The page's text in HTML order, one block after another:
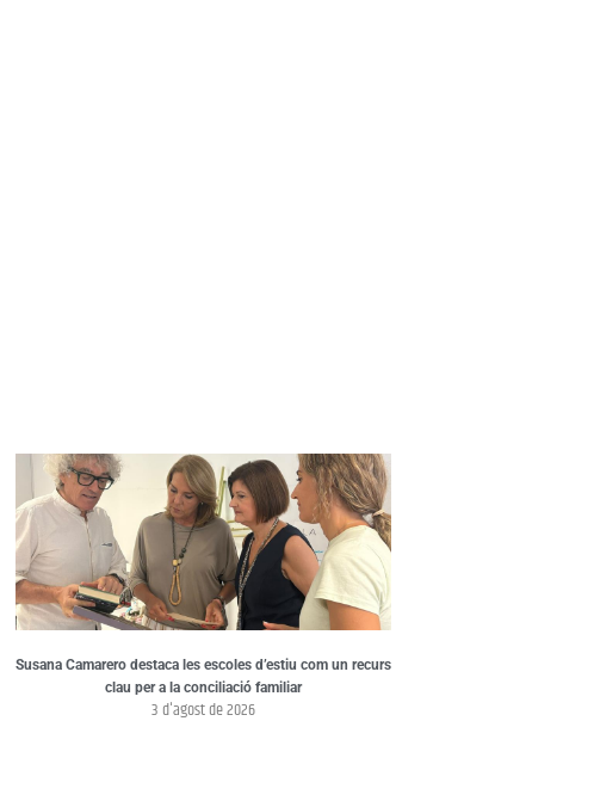
Susana Camarero destaca les escoles d’estiu com un recurs
clau per a la conciliació familiar
3 d'agost de 2026